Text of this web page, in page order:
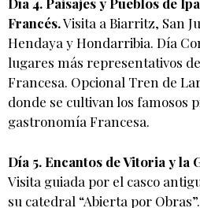
Francés.Visita a Biarritz, San
Hendaya y Hondarribia. Día
lugares más representativos
Francesa. Opcional Tren de
donde se cultivan los famosos
gastronomía Francesa.
Día 5. Encantos de Vitoria y la
Visita guiada por el casco
su catedral “Abierta por